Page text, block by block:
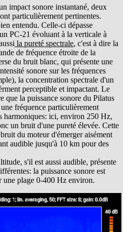
impact sonore instantané, deux
particulièrement pertinentes.
entendu. Celle-ci dépasse
PC-21 évoluant à la verticale à
la pureté spectrale, c'est à dire la
de fréquence étroite de la
du bruit blanc, qui présente une
sonore sur les fréquences
la concentration spectrale d'un
perceptible et impactant. Le
que la puissance sonore du Pilatus
fréquence particulièrement
harmoniques: ici, environ 250 Hz,
un bruit d'une pureté élevée. Cette
du moteur d'émerger aisément
audible jusqu'à 10 km pour des
s'il est aussi audible, présente
la puissance sonore est
une plage 0-400 Hz environ.